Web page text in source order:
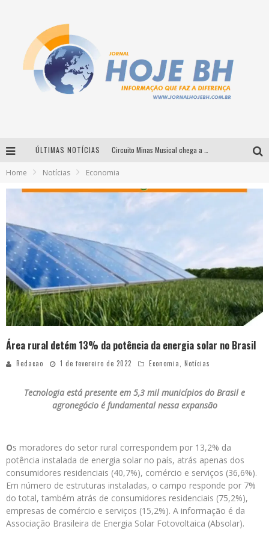
ÚLTIMAS NOTÍCIAS
Home Notícias Economia
Área rural detém 13% da potência da energia solar no Brasil
Redacao 1 de fevereiro de 2022 Economia, Notícias
Tecnologia está presente em 5,3 mil municípios do Brasil e
agronegócio é fundamental nessa expansão
Os moradores do setor rural correspondem por 13,2% da
potência instalada de energia solar no país, atrás apenas dos
consumidores residenciais (40,7%), comércio e serviços (36,6%).
Em número de estruturas instaladas, o campo responde por 7%
do total, também atrás de consumidores residenciais (75,2%),
empresas de comércio e serviços (15,2%). A informação é da
Associação Brasileira de Energia Solar Fotovoltaica (Absolar).